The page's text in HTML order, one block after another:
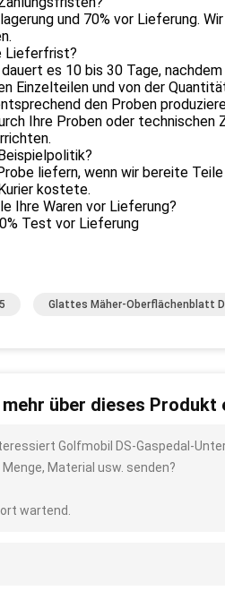
und 70% vor Lieferung.
Lieferfrist?
es 10 bis 30 Tage,
Einzelteilen und von der
den Proben
Ihre Proben oder technischen
liefern, wenn wir bereite
kostete.
Ihre Waren vor Lieferung?
Test vor Lieferung
Glattes Mäher-Oberflächenblatt
über dieses Produkt
Golfmobil DS-Gaspedal-
Material usw. senden?
wartend.